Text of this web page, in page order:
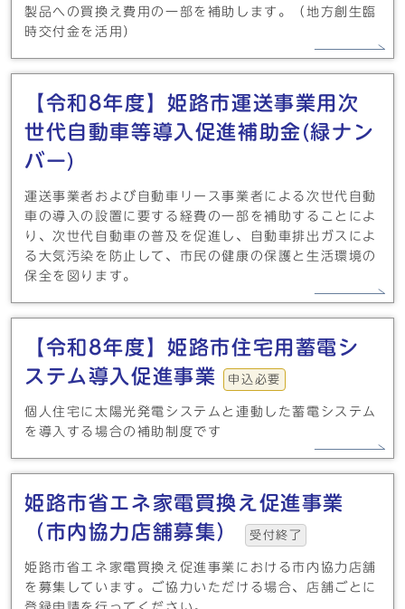
製品への買換え費用の一部を補助します。（地方創生臨
時交付金を活用）
【令和8年度】姫路市運送事業用次
世代自動車等導入促進補助金(緑ナン
バー)
運送事業者および自動車リース事業者による次世代自動
車の導入の設置に要する経費の一部を補助することによ
り、次世代自動車の普及を促進し、自動車排出ガスによ
る大気汚染を防止して、市民の健康の保護と生活環境の
保全を図ります。
【令和8年度】姫路市住宅用蓄電シ
ステム導入促進事業
申込必要
個人住宅に太陽光発電システムと連動した蓄電システム
を導入する場合の補助制度です
姫路市省エネ家電買換え促進事業
（市内協力店舗募集）
受付終了
姫路市省エネ家電買換え促進事業における市内協力店舗
を募集しています。ご協力いただける場合、店舗ごとに